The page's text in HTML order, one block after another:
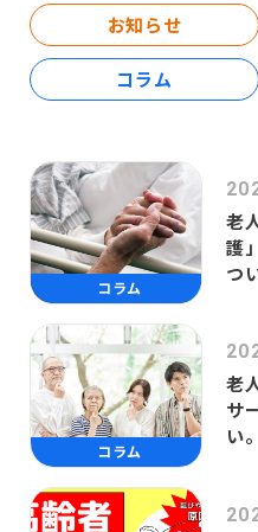
お知らせ
コラム
コラム
老
護
つ
コラム
老
サ
い。